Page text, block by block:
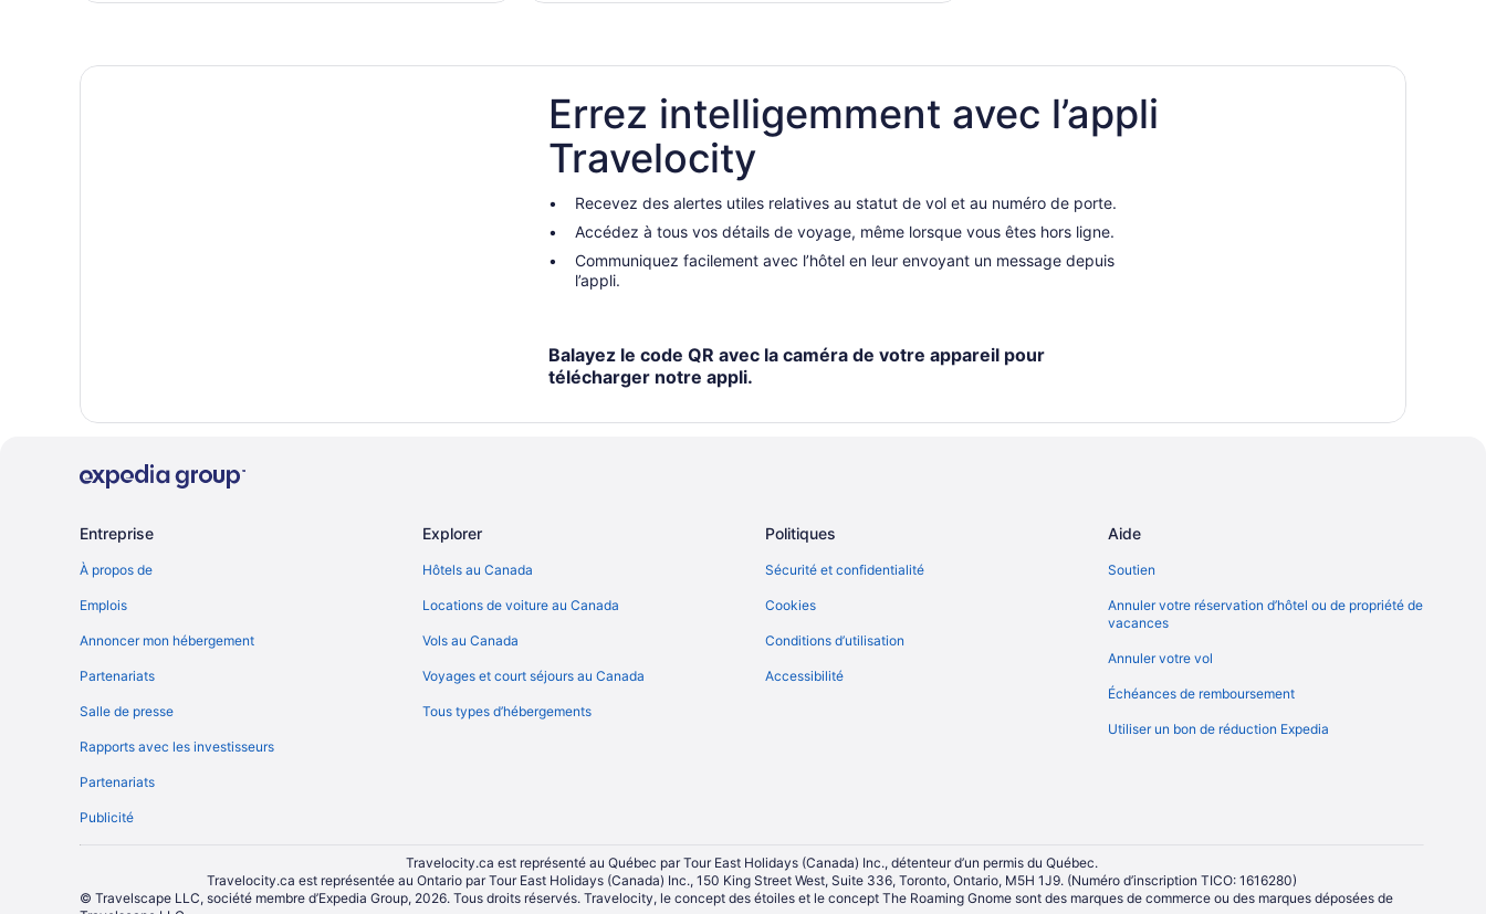
Errez intelligemment avec l’appli
Travelocity
Recevez des alertes utiles relatives au statut de vol et au numéro de porte.
Accédez à tous vos détails de voyage, même lorsque vous êtes hors ligne.
Communiquez facilement avec l’hôtel en leur envoyant un message depuis
l’appli.
Balayez le code QR avec la caméra de votre appareil pour
télécharger notre appli.
Entreprise
À propos de
Emplois
Annoncer mon hébergement
Partenariats
Salle de presse
Rapports avec les investisseurs
Partenariats
Publicité
Explorer
Hôtels au Canada
Locations de voiture au Canada
Vols au Canada
Voyages et court séjours au Canada
Tous types d’hébergements
Politiques
Sécurité et confidentialité
Cookies
Conditions d’utilisation
Accessibilité
Aide
Soutien
Annuler votre réservation d’hôtel ou de propriété de
vacances
Annuler votre vol
Échéances de remboursement
Utiliser un bon de réduction Expedia
Travelocity.ca est représenté au Québec par Tour East Holidays (Canada) Inc., détenteur d’un permis du Québec.
Travelocity.ca est représentée au Ontario par Tour East Holidays (Canada) Inc., 150 King Street West, Suite 336, Toronto, Ontario, M5H 1J9. (Numéro d’inscription TICO: 1616280)
© Travelscape LLC, société membre d’Expedia Group, 2026. Tous droits réservés. Travelocity, le concept des étoiles et le concept The Roaming Gnome sont des marques de commerce ou des marques déposées de